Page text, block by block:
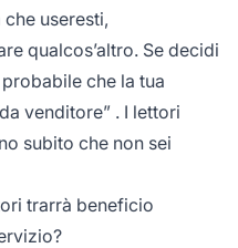
useresti,
qualcos’altro. Se decidi
che la tua
venditore” . I lettori
subito che non sei
trarrà beneficio